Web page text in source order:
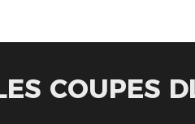
COUPES